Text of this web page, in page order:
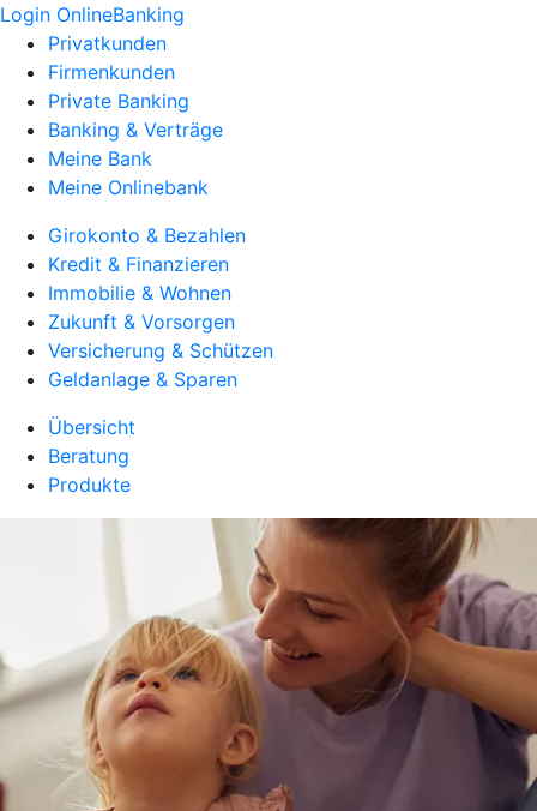
Login OnlineBanking
Privatkunden
Firmenkunden
Private Banking
Banking & Verträge
Meine Bank
Meine Onlinebank
Girokonto & Bezahlen
Kredit & Finanzieren
Immobilie & Wohnen
Zukunft & Vorsorgen
Versicherung & Schützen
Geldanlage & Sparen
Übersicht
Beratung
Produkte